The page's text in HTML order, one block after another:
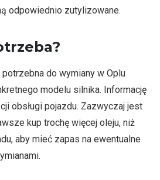
odpowiednio zutylizowane.
do wymiany w Oplu
modelu silnika. Informację
obsługi pojazdu. Zazwyczaj jest
kup trochę więcej oleju, niż
aby mieć zapas na ewentualne